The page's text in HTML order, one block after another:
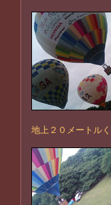
地上２０メートル